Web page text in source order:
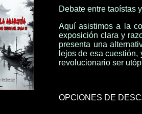
Debate entre taoístas
Aquí asistimos a la
exposición clara y
presenta una
lejos de esa
revolucionario ser
OPCIONES DE